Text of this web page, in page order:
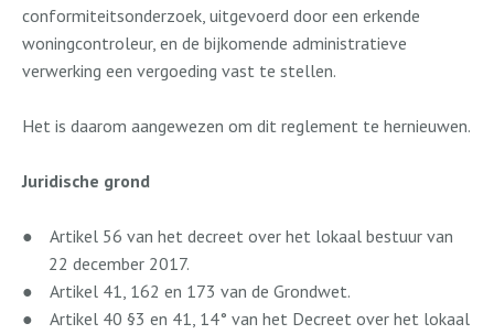
conformiteitsonderzoek, uitgevoerd door een erkende
woningcontroleur, en de bijkomende administratieve
verwerking een vergoeding vast te stellen.
Het is daarom aangewezen om dit reglement te hernieuwen.
Juridische grond
●
Artikel 56 van het decreet over het lokaal bestuur van
22 december 2017.
●
Artikel 41, 162 en 173 van de Grondwet.
●
Artikel 40 §3 en 41, 14° van het Decreet over het lokaal